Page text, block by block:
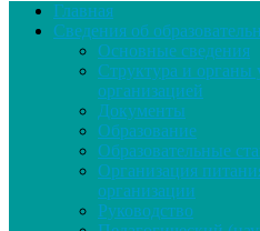
Главная
Сведения об
Основные сведения
Структура и органы
организацией
Документы
Образование
Образовательные
Организация
организации
Руководство